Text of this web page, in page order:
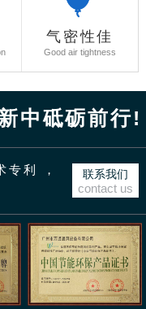
气密性佳
Good air tightness
中砥砺前行!
专利 ，
联系我们
contact us